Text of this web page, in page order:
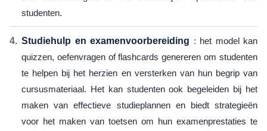
studenten.
Studiehulp en examenvoorbereiding : het model kan
quizzen, oefenvragen of flashcards genereren om studenten
te helpen bij het herzien en versterken van hun begrip van
cursusmateriaal. Het kan studenten ook begeleiden bij het
maken van effectieve studieplannen en biedt strategieën
voor het maken van toetsen om hun examenprestaties te